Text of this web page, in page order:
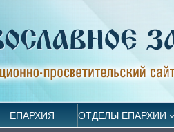
ЕПАРХИЯ ОТДЕЛЫ ЕПАРХИИ